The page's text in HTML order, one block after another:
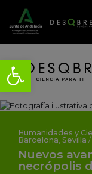
Humanidades y
Barcelona, Sevilla /
Nuevos
necrópolis